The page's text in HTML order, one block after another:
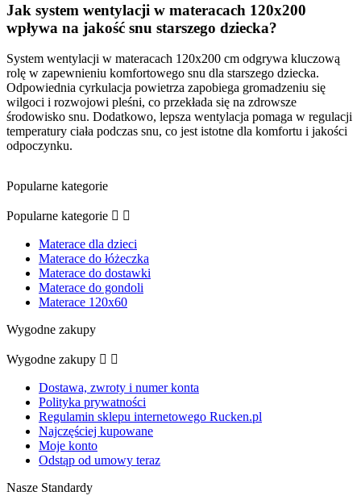
Jak system wentylacji w materacach 120x200
wpływa na jakość snu starszego dziecka?
System wentylacji w materacach 120x200 cm odgrywa kluczową
rolę w zapewnieniu komfortowego snu dla starszego dziecka.
Odpowiednia cyrkulacja powietrza zapobiega gromadzeniu się
wilgoci i rozwojowi pleśni, co przekłada się na zdrowsze
środowisko snu. Dodatkowo, lepsza wentylacja pomaga w regulacji
temperatury ciała podczas snu, co jest istotne dla komfortu i jakości
odpoczynku.
Popularne kategorie
Popularne kategorie  
Materace dla dzieci
Materace do łóżeczka
Materace do dostawki
Materace do gondoli
Materace 120x60
Wygodne zakupy
Wygodne zakupy  
Dostawa, zwroty i numer konta
Polityka prywatności
Regulamin sklepu internetowego Rucken.pl
Najczęściej kupowane
Moje konto
Odstąp od umowy teraz
Nasze Standardy